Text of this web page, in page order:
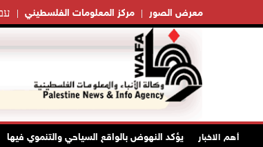
مركز المعلومات الفلسطيني معرض الصور
أهم الاخبار
بيت لحم ويؤكد النهوض بالواقع السياحي والتنموي فيها